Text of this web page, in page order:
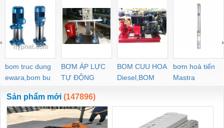
bom truc dung
ewara,bom bu
ewara
BƠM ÁP LỰC
TỰ ĐỘNG
BOM CUU HOA
Diesel,BOM
CHUA CHAY
bơm hoả tiển
Mastra
‹ ›
Sản phẩm mới (147896)